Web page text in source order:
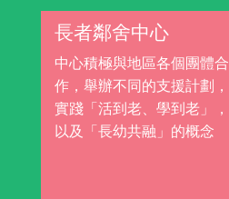
長者鄰舍中心
中心積極與地區各個團體合
作，舉辦不同的支援計劃，
實踐「活到老、學到老」，
以及「長幼共融」的概念